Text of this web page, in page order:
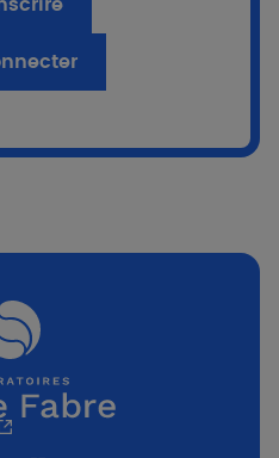
indéniable que
pyrimidine
par une irradiation
une méthode de
couplée à la
en tandem